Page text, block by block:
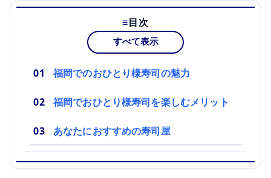
目次
すべて表示
福岡でのおひとり様寿司の魅力
福岡でおひとり様寿司を楽しむメリット
あなたにおすすめの寿司屋